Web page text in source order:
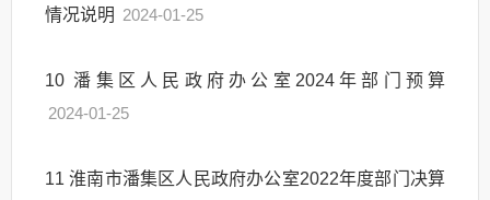
情况说明 2024-01-25
10 潘集区人民政府办公室2024年部门预算
2024-01-25
11 淮南市潘集区人民政府办公室2022年度部门决算